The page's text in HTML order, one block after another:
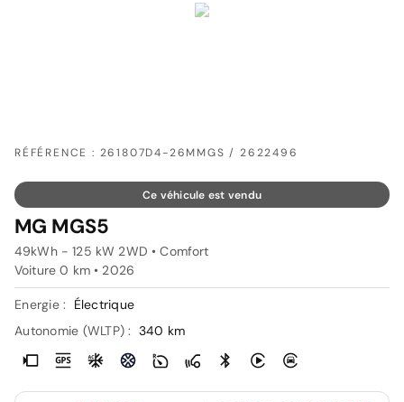
RÉFÉRENCE : 261807D4-26MMGS / 2622496
Ce véhicule est vendu
MG MGS5
49kWh - 125 kW 2WD • Comfort
Voiture 0 km • 2026
Energie :
Électrique
Autonomie (WLTP) : 340 km